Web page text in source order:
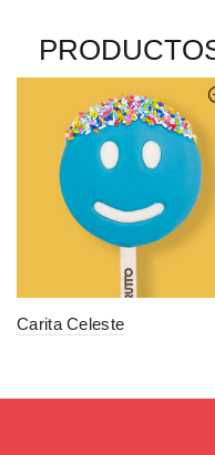
Carita Celeste